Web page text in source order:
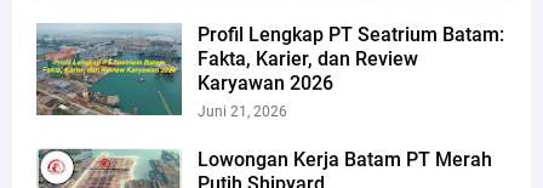
Profil Lengkap PT Seatrium Batam:
Fakta, Karier, dan Review
Karyawan 2026
Juni 21, 2026
Lowongan Kerja Batam PT Merah